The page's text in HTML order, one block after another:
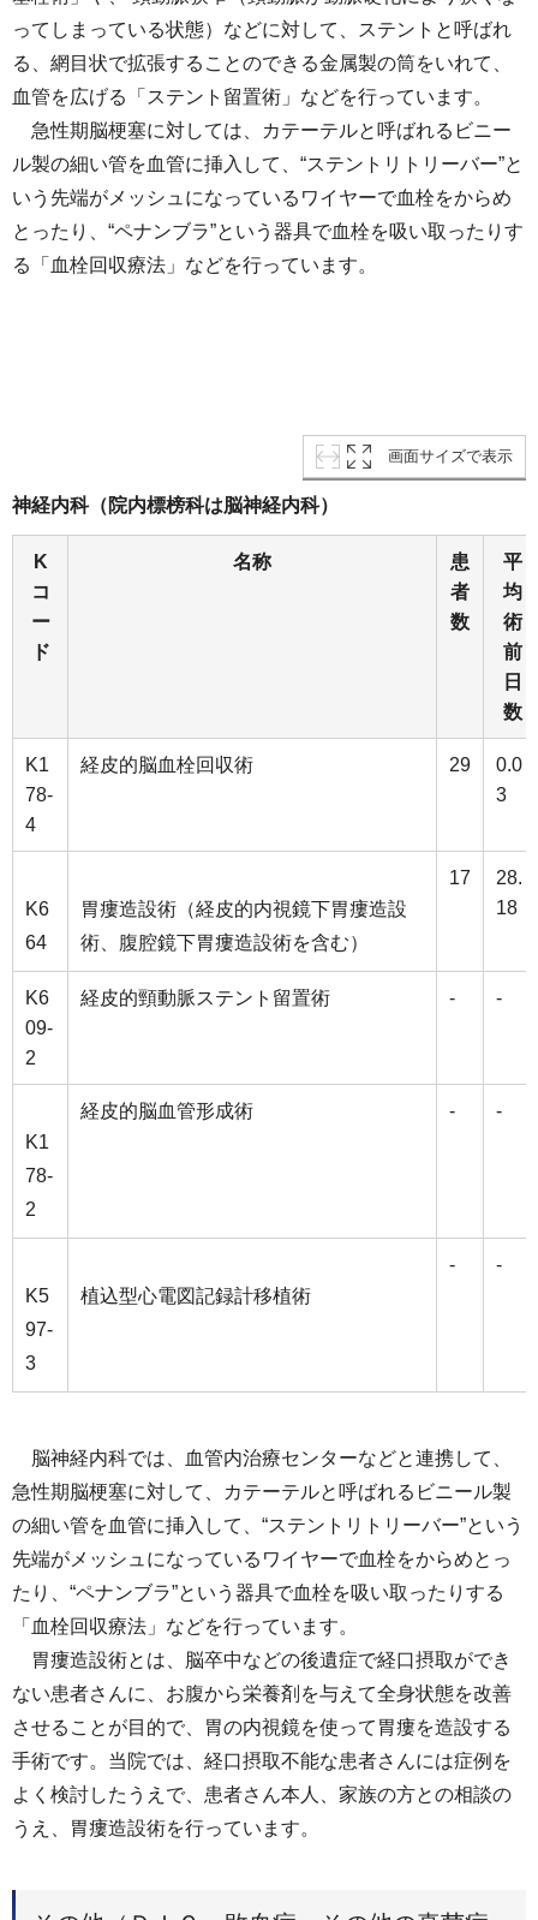
ってしまっている状態）などに対して、ステントと呼ばれ
る、網目状で拡張することのできる⾦属製の筒をいれて、
血管を広げる「ステント留置術」などを⾏っています。
急性期脳梗塞に対しては、カテーテルと呼ばれるビニー
ル製の細い管を血管に挿⼊して、“ステントリトリーバー”と
いう先端がメッシュになっているワイヤーで血栓をからめ
とったり、“ペナンブラ”という器具で血栓を吸い取ったりす
る「血栓回収療法」などを⾏っています。
画面サイズで表示
神経内科（院内標榜科は脳神経内科）
K
コ
ー
ド
名称
患
者
数
平
均
術
前
日
数
K1
78-
4
経皮的脳血栓回収術 29
0.0
3
K6
64
胃瘻造設術（経皮的内視鏡下胃瘻造設
術、腹腔鏡下胃瘻造設術を含む）
17
28.
18
K6
09-
2
経皮的頸動脈ステント留置術 - -
K1
78-
2
経皮的脳血管形成術 - -
K5
97-
3
植込型心電図記録計移植術
- -
脳神経内科では、血管内治療センターなどと連携して、
急性期脳梗塞に対して、カテーテルと呼ばれるビニール製
の細い管を⾎管に挿⼊して、“ステントリトリーバー”という
先端がメッシュになっているワイヤーで⾎栓をからめとっ
たり、“ペナンブラ”という器具で血栓を吸い取ったりする
「血栓回収療法」などを⾏っています。
胃瘻造設術とは、脳卒中などの後遺症で経⼝摂取ができ
ない患者さんに、お腹から栄養剤を与えて全⾝状態を改善
させることが目的で、胃の内視鏡を使って胃瘻を造設する
⼿術です。当院では、経⼝摂取不能な患者さんには症例を
よく検討したうえで、患者さん本⼈、家族の⽅との相談の
うえ、胃瘻造設術を⾏っています。